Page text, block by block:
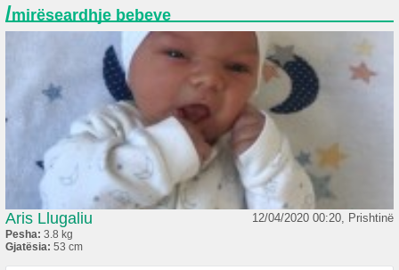
/mirëseardhje bebeve
Aris Llugaliu 12/04/2020 00:20, Prishtinë
Pesha: 3.8 kg
Gjatësia: 53 cm